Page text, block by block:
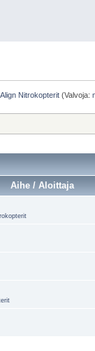
Align Nitrokopterit (Valvoja:
Aihe / Aloittaja